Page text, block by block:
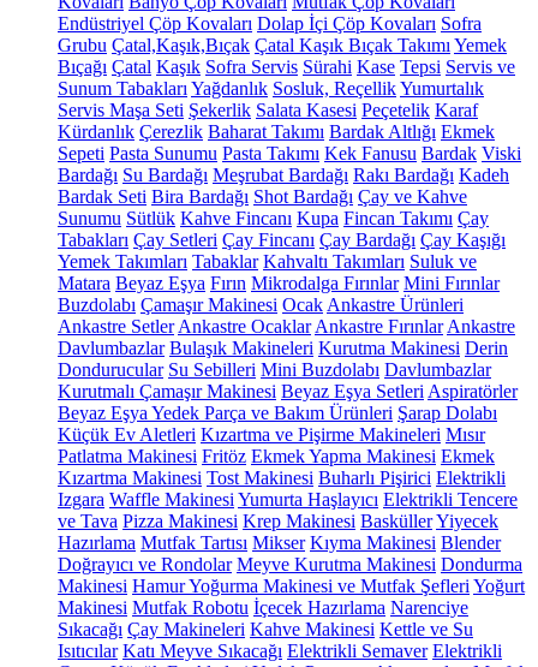
Endüstriyel Çöp Kovaları Dolap İçi Çöp Kovaları Sofra
Grubu Çatal,Kaşık,Bıçak Çatal Kaşık Bıçak Takımı Yemek
Bıçağı Çatal Kaşık Sofra Servis Sürahi Kase Tepsi Servis ve
Sunum Tabakları Yağdanlık Sosluk, ReçellikYumurtalık
Servis Maşa Seti Şekerlik Salata Kasesi Peçetelik Karaf
Kürdanlık Çerezlik Baharat Takımı Bardak Altlığı Ekmek
Sepeti Pasta Sunumu Pasta Takımı Kek Fanusu Bardak Viski
Bardağı Su Bardağı Meşrubat Bardağı Rakı Bardağı Kadeh
Bardak Seti Bira Bardağı Shot Bardağı Çay ve Kahve
Sunumu Sütlük Kahve Fincanı Kupa Fincan Takımı Çay
Tabakları Çay Setleri Çay Fincanı Çay Bardağı Çay Kaşığı
Yemek Takımları Tabaklar Kahvaltı Takımları Suluk ve
Matara Beyaz Eşya Fırın Mikrodalga Fırınlar Mini Fırınlar
Buzdolabı Çamaşır Makinesi Ocak Ankastre Ürünleri
Ankastre Setler Ankastre Ocaklar Ankastre Fırınlar Ankastre
Davlumbazlar Bulaşık Makineleri Kurutma Makinesi Derin
Dondurucular Su Sebilleri Mini Buzdolabı Davlumbazlar
Kurutmalı Çamaşır Makinesi Beyaz Eşya Setleri Aspiratörler
Beyaz Eşya Yedek Parça ve Bakım Ürünleri Şarap Dolabı
Küçük Ev Aletleri Kızartma ve Pişirme Makineleri Mısır
Patlatma Makinesi Fritöz Ekmek Yapma Makinesi Ekmek
Kızartma Makinesi Tost Makinesi Buharlı Pişirici Elektrikli
Izgara Waffle Makinesi Yumurta Haşlayıcı Elektrikli Tencere
ve Tava Pizza Makinesi Krep Makinesi BasküllerYiyecek
Hazırlama Mutfak Tartısı Mikser Kıyma Makinesi Blender
Doğrayıcı ve Rondolar Meyve Kurutma Makinesi Dondurma
Makinesi Hamur Yoğurma Makinesi ve Mutfak Şefleri Yoğurt
Makinesi Mutfak Robotu İçecek Hazırlama Narenciye
Sıkacağı Çay Makineleri Kahve Makinesi Kettle ve Su
Isıtıcılar Katı Meyve Sıkacağı Elektrikli Semaver Elektrikli